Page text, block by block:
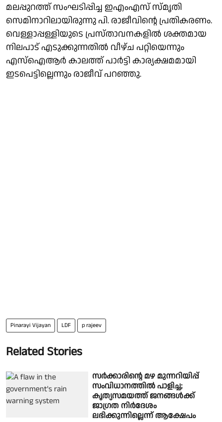
മലപ്പുറത്ത് സംഘടിപ്പിച്ച ഇഎംഎസ് സ്മൃതി
സെമിനാറിലായിരുന്നു പി. രാജീവിൻ്റെ പ്രതികരണം.
വെള്ളാപ്പള്ളിയുടെ പ്രസ്താവനകളിൽ ശക്തമായ
നിലപാട് എടുക്കുന്നതിൽ വീഴ്ച പറ്റിയെന്നും
എസ്ഐആർ കാലത്ത് പാർട്ടി കാര്യക്ഷമമായി
ഇടപെട്ടില്ലെന്നും രാജീവ് പറഞ്ഞു.
Pinarayi Vijayan LDF p rajeev
Related Stories
സർക്കാരിൻ്റെ മഴ മുന്നറിയിപ്പ്
സംവിധാനത്തിൽ പാളിച്ച;
കൃത്യസമയത്ത് ജനങ്ങൾക്ക്
ജാഗ്രത നിർദേശം
ലഭിക്കുന്നില്ലെന്ന് ആക്ഷേപം